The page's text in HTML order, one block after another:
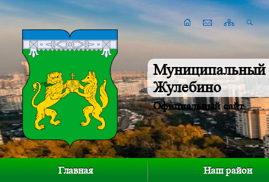
Муниципальный
Жулебино
Официальный сайт
Главная Наш район